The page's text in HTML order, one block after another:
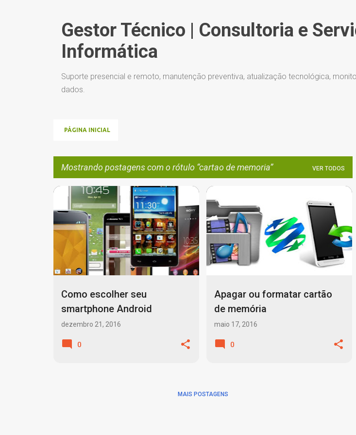
Gestor Técnico | Consultoria e
Informática
Suporte presencial e remoto, manutenção preventiva, atualização tecnológica,
dados.
PÁGINA INICIAL
Mostrando postagens com o rótulo cartao de memoria VER TODOS
o
s
a
Como escolher seu
smartphone Android
dezembro 21, 2016
32 BITS 64 BITS ANDROID
0
Apagar ou formatar cartão
de memória
maio 17, 2016
CARTAO DE MEMORIA CARTAO SD +
0
MAIS POSTAGENS